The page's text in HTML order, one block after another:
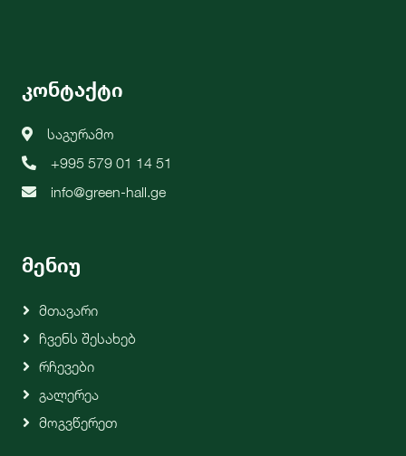
კონტაქტი
საგურამო
+995 579 01 14 51
info@green-hall.ge
მენიუ
Მთავარი
Ჩვენს Შესახებ
Რჩევები
Გალერეა
Მოგვწერეთ